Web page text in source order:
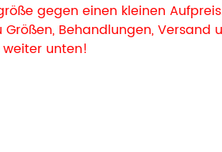
gegen einen kleinen
Behandlungen, Versand
weiter unten!